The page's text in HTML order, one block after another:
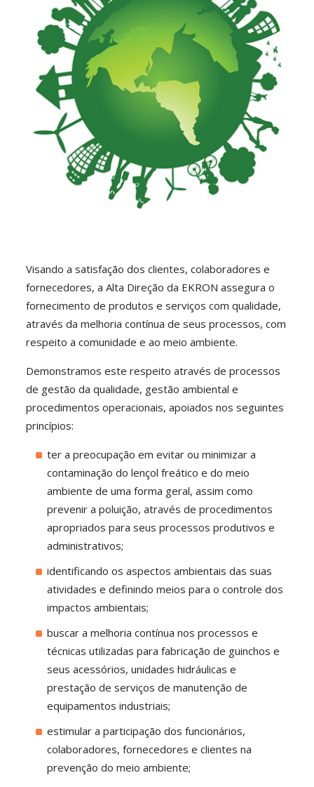
Visando a satisfação dos clientes, colaboradores e
fornecedores, a Alta Direção da EKRON assegura o
fornecimento de produtos e serviços com qualidade,
através da melhoria contínua de seus processos, com
respeito a comunidade e ao meio ambiente.
Demonstramos este respeito através de processos
de gestão da qualidade, gestão ambiental e
procedimentos operacionais, apoiados nos seguintes
princípios:
ter a preocupação em evitar ou minimizar a
contaminação do lençol freático e do meio
ambiente de uma forma geral, assim como
prevenir a poluição, através de procedimentos
apropriados para seus processos produtivos e
administrativos;
identificando os aspectos ambientais das suas
atividades e definindo meios para o controle dos
impactos ambientais;
buscar a melhoria contínua nos processos e
técnicas utilizadas para fabricação de guinchos e
seus acessórios, unidades hidráulicas e
prestação de serviços de manutenção de
equipamentos industriais;
estimular a participação dos funcionários,
colaboradores, fornecedores e clientes na
prevenção do meio ambiente;